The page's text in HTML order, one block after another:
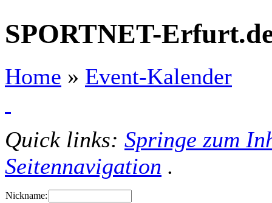
SPORTNET-
Home » Event-Kalender
Quick links: Springe zum
Seitennavigation .
Nickname: